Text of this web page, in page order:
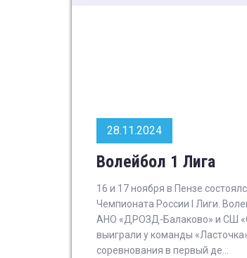
28.11.2024
Волейбол 1 Лига
16 и 17 ноября в Пензе
Чемпионата России I Лиги.
АНО «ДРОЗД-Балаково» и СШ
выиграли у команды
соревнования в первый де...